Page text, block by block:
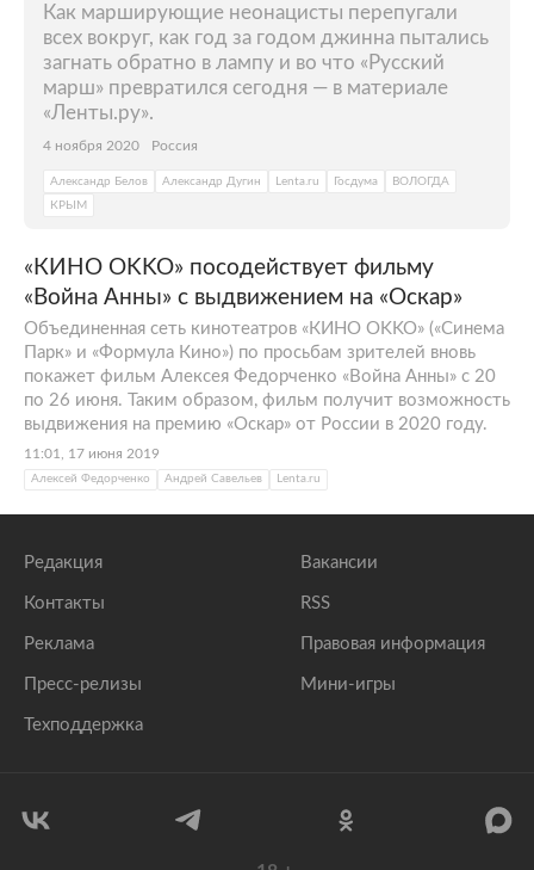
Как марширующие неонацисты перепугали
всех вокруг, как год за годом джинна пытались
загнать обратно в лампу и во что «Русский
марш» превратился сегодня — в материале
«Ленты.ру».
4 ноября 2020 Россия
Александр Белов Александр Дугин Lenta.ru Госдума
ВОЛОГДА
КРЫМ
«КИНО OKKO» посодействует фильму
«Война Анны» с выдвижением на «Оскар»
Объединенная сеть кинотеатров «КИНО OKKO» («Синема
Парк» и «Формула Кино») по просьбам зрителей вновь
покажет фильм Алексея Федорченко «Война Анны» с 20
по 26 июня. Таким образом, фильм получит возможность
выдвижения на премию «Оскар» от России в 2020 году.
11:01, 17 июня 2019
Алексей Федорченко Андрей Савельев Lenta.ru
Редакция
Контакты
Реклама
Пресс-релизы
Техподдержка
Вакансии
RSS
Правовая информация
Мини-игры